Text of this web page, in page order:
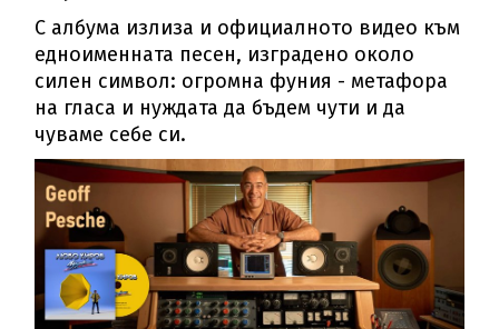
С албума излиза и официалното видео към
едноименната песен, изградено около
силен символ: огромна фуния - метафора
на гласа и нуждата да бъдем чути и да
чуваме себе си.